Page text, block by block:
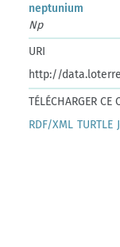
neptunium
Np
URI
http://
TÉLÉCHARGER CE
RDF/XML TURTLE